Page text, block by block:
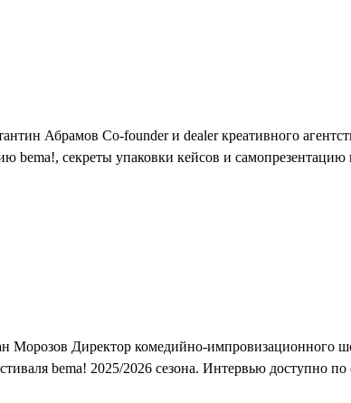
Абрамов Co-founder и dealer креативного
секреты упаковки кейсов и
Морозов Директор комедийно-импровизационного
bema! 2025/2026 сезона. Интервью доступно